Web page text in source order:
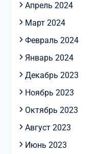
Апрель 2024
Март 2024
Февраль 2024
Январь 2024
Декабрь 2023
Ноябрь 2023
Октябрь 2023
Август 2023
Июнь 2023